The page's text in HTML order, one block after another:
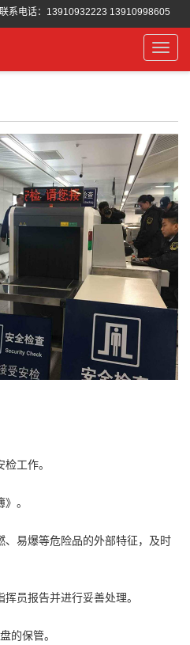
联系电话：13910932223 13910998605
工作。
》。
、易爆等危险品的外部特征，及时
员报告并进行妥善处理。
的保管。